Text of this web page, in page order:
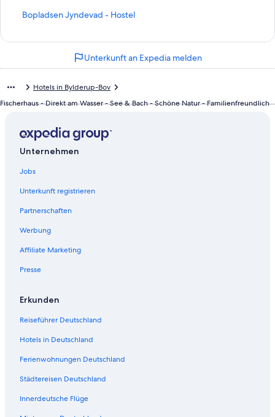
Bopladsen Jyndevad - Hostel
L
d
d
f
o
l
g
n
e
e
i
e
f
e
t
:
B
p
a
Unterkunft an Expedia melden
Hotels in Bylderup-Bov
Fischerhaus - Direkt am Wasser - See & Bach - Schöne Natur - Familienfreundlich
Unternehmen
Jobs
Unterkunft registrieren
Partnerschaften
Werbung
Affiliate Marketing
Presse
Erkunden
Reiseführer Deutschland
Hotels in Deutschland
Ferienwohnungen Deutschland
Städtereisen Deutschland
Innerdeutsche Flüge